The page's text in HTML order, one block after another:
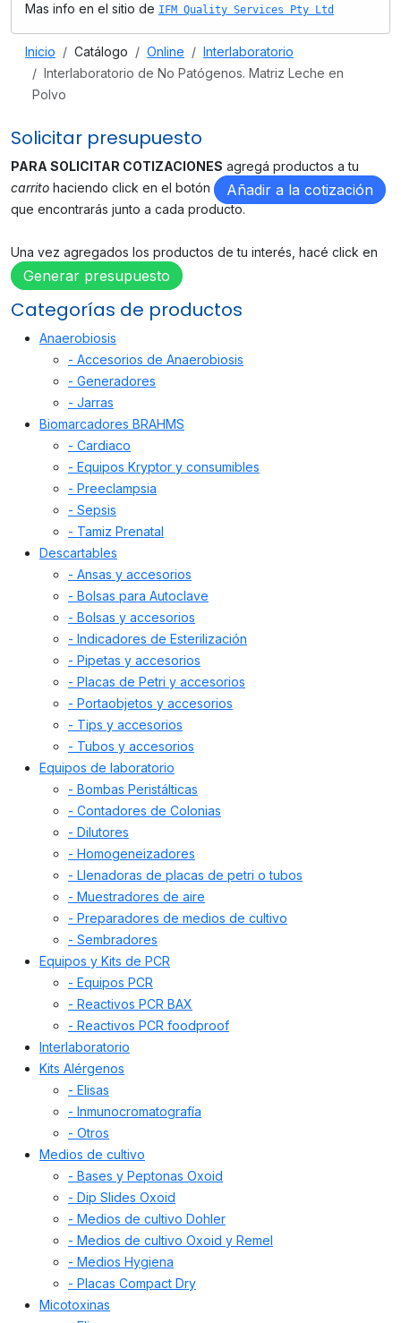
Mas info en el sitio de IFM Quality Services Pty Ltd
Inicio Catálogo Online
Interlaboratorio
Interlaboratorio de No Patógenos. Matriz Leche en
Polvo
Solicitar presupuesto
PARA SOLICITAR COTIZACIONES agregá productos a tu
carrito haciendo click en el botón Añadir a la cotización
que encontrarás junto a cada producto.
Una vez agregados los productos de tu interés, hacé click en
Generar presupuesto
Categorías de productos
Anaerobiosis
- Accesorios de Anaerobiosis
- Generadores
- Jarras
Biomarcadores BRAHMS
- Cardiaco
- Equipos Kryptor y consumibles
- Preeclampsia
- Sepsis
- Tamiz Prenatal
Descartables
- Ansas y accesorios
- Bolsas para Autoclave
- Bolsas y accesorios
- Indicadores de Esterilización
- Pipetas y accesorios
- Placas de Petri y accesorios
- Portaobjetos y accesorios
- Tips y accesorios
- Tubos y accesorios
Equipos de laboratorio
- Bombas Peristálticas
- Contadores de Colonias
- Dilutores
- Homogeneizadores
- Llenadoras de placas de petri o tubos
- Muestradores de aire
- Preparadores de medios de cultivo
- Sembradores
Equipos y Kits de PCR
- Equipos PCR
- Reactivos PCR BAX
- Reactivos PCR foodproof
Interlaboratorio
Kits Alérgenos
- Elisas
- Inmunocromatografía
- Otros
Medios de cultivo
- Bases y Peptonas Oxoid
- Dip Slides Oxoid
- Medios de cultivo Dohler
- Medios de cultivo Oxoid y Remel
- Medios Hygiena
- Placas Compact Dry
Micotoxinas